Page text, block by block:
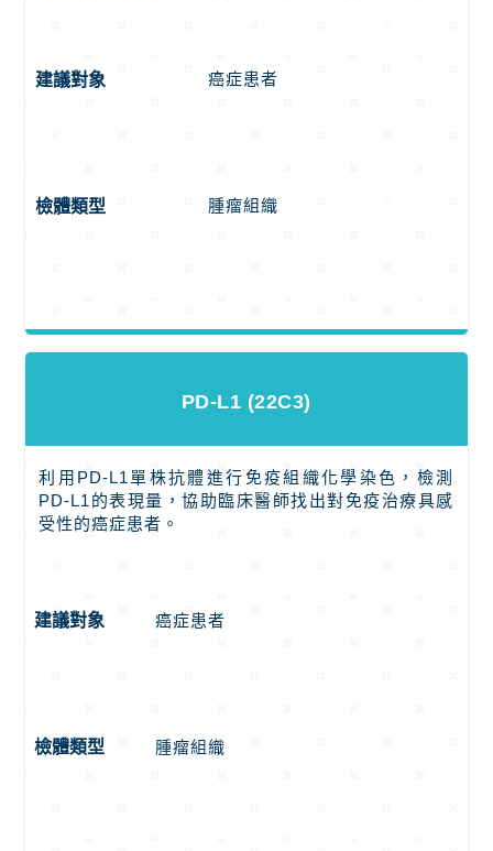
建議對象 癌症患者
檢體類型 腫瘤組織
PD-L1 (22C3)
利用PD-L1單株抗體進行免疫組織化學染色，檢測
PD-L1的表現量，協助臨床醫師找出對免疫治療具感
受性的癌症患者。
建議對象 癌症患者
檢體類型 腫瘤組織